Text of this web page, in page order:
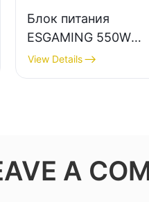
Блок питания
ESGAMING 550W
высокого качества,
КПД 85%, класс
View Details
A